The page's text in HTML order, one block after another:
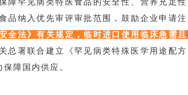
障罕见病类特医食品的安全性、营养充足性
品纳入优先审评审批范围，鼓励企业申请注
全法》有关规定，临时进口使用临床急需且
关总署联合建立《罕见病类特殊医学用途配方
障国内供应。